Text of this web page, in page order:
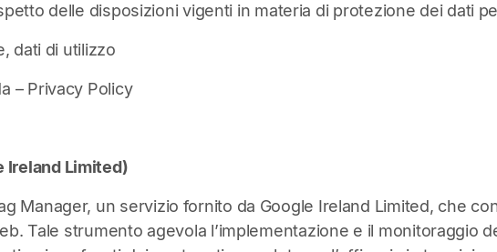
delle disposizioni vigenti in materia di protezione dei dati
dati di utilizzo
– Privacy Policy
Ireland Limited)
Manager, un servizio fornito da Google Ireland Limited, che
Tale strumento agevola l’implementazione e il monitoraggio